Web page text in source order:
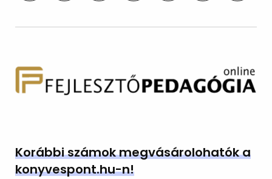
Korábbi számok megvásárolohatók a
konyvespont.hu-n!